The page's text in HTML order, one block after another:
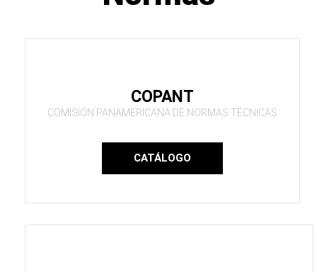
COPANT
COMISIÓN PANAMERICANA DE NORMAS TÉCNICAS
CATÁLOGO